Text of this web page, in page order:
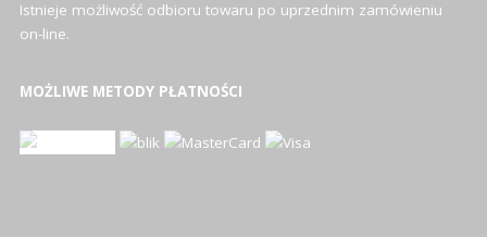
Istnieje możliwość odbioru towaru po uprzednim zamówieniu
on-line.
MOŻLIWE METODY PŁATNOŚCI